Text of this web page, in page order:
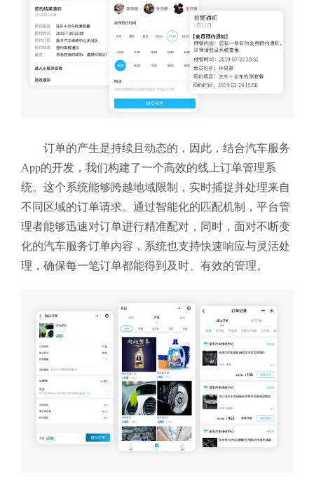
订单的产生是持续且动态的，因此，结合汽车服务
App的开发，我们构建了一个高效的线上订单管理系
统。这个系统能够跨越地域限制，实时捕捉并处理来自
不同区域的订单请求。通过智能化的匹配机制，平台管
理者能够迅速对订单进行精准配对，同时，面对不断变
化的汽车服务订单内容，系统也支持快速响应与灵活处
理，确保每一笔订单都能得到及时、有效的管理。